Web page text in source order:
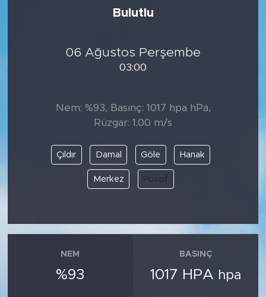
Bulutlu
06 Ağustos Perşembe
03:00
Nem: %93, Basınç: 1017 hpa hPa,
Rüzgar: 1.00 m/s
Çıldır Damal Göle Hanak
Merkez Posof
NEM
%93
BASINÇ
1017 HPA hpa
Sektör